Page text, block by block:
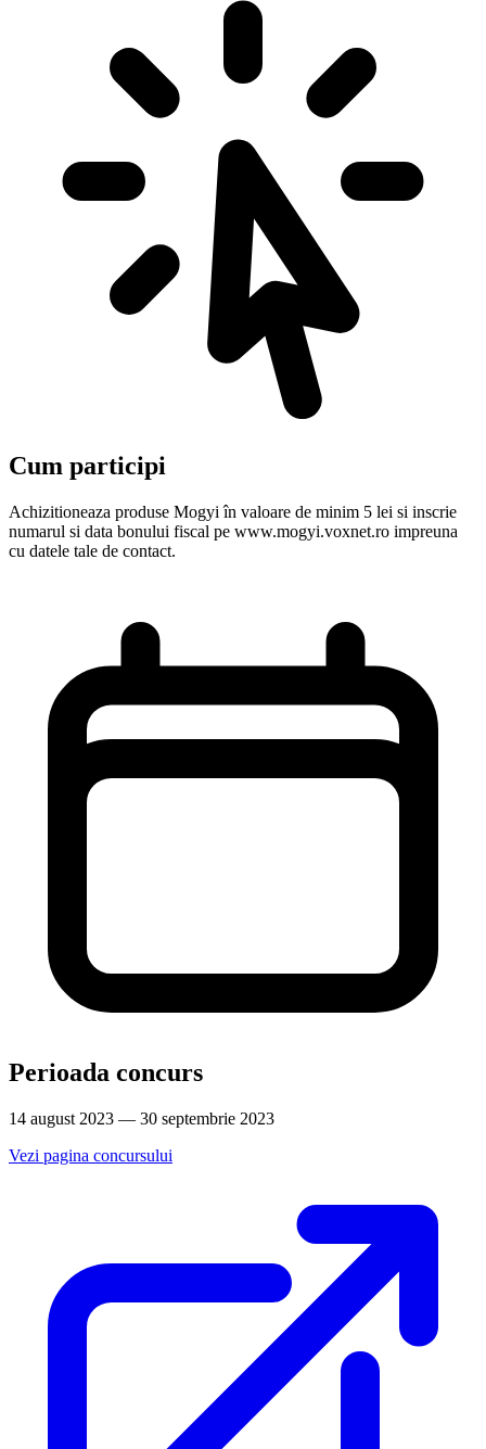
Cum participi
Achizitioneaza produse Mogyi în valoare de minim 5 lei si inscrie
numarul si data bonului fiscal pe www.mogyi.voxnet.ro impreuna
cu datele tale de contact.
Perioada concurs
14 august 2023 — 30 septembrie 2023
Vezi pagina concursului